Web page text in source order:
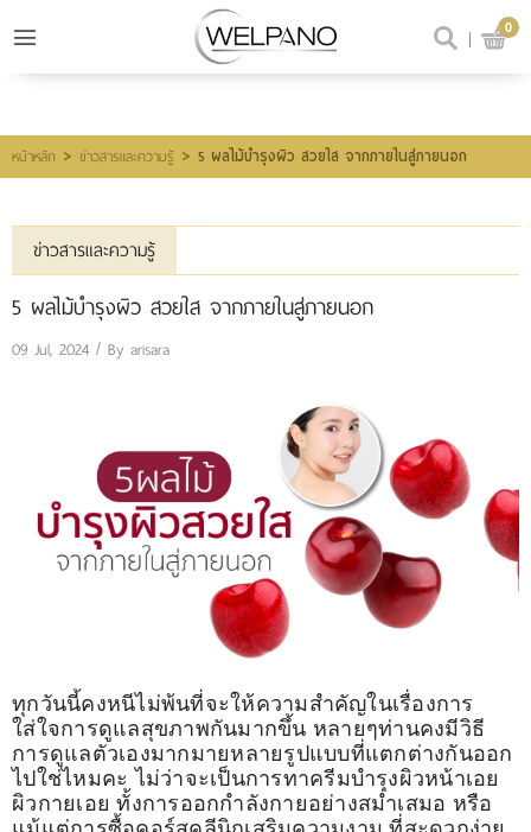
สินค้าที่สนใจ(0)
หน้าหลัก
สินค้า
โปรโมชั่น
รีวิวผู้ใช้จริง
รีวิววีดีโอ
ติดต่อเรา
0
หน้าหลัก > ข่าวสารและความรู้ > 5 ผลไม้บำรุงผิว สวยใส จากภายในสู่ภายนอก
ข่าวสารและความรู้
5 ผลไม้บำรุงผิว สวยใส จากภายในสู่ภายนอก
09 Jul, 2024 / By arisara
ทุกวันนี้คงหนีไม่พ้นที่จะให้ความสำคัญในเรื่องการ
ใส่ใจการดูแลสุขภาพกันมากขึ้น หลายๆท่านคงมีวิธี
การดูแลตัวเองมากมายหลายรูปแบบที่แตกต่างกันออก
ไปใช่ไหมคะ ไม่ว่าจะเป็นการทาครีมบำรุงผิวหน้าเอย
ผิวกายเอย ทั้งการออกกำลังกายอย่างสม่ำเสมอ หรือ